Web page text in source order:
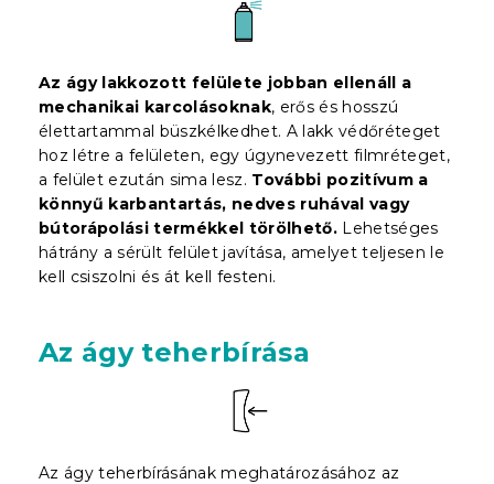
Az ágy lakkozott felülete jobban ellenáll a
mechanikai karcolásoknak, erős és hosszú
élettartammal büszkélkedhet. A lakk védőréteget
hoz létre a felületen, egy úgynevezett filmréteget,
a felület ezután sima lesz. További pozitívum a
könnyű karbantartás, nedves ruhával vagy
bútorápolási termékkel törölhető. Lehetséges
hátrány a sérült felület javítása, amelyet teljesen le
kell csiszolni és át kell festeni.
Az ágy teherbírása
Az ágy teherbírásának meghatározásához az